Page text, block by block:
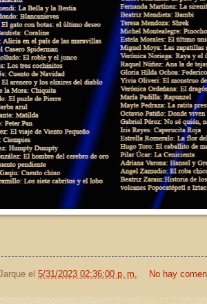
el 5/31/2023 02:36:00 p. m. No hay